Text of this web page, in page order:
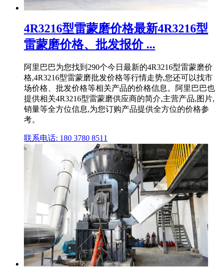
4R3216型雷蒙磨价格最新4R3216型
雷蒙磨价格、批发报价 ...
阿里巴巴为您找到290个今日最新的4R3216型雷蒙磨价
格,4R3216型雷蒙磨批发价格等行情走势,您还可以找市
场价格、批发价格等相关产品的价格信息。阿里巴巴也
提供相关4R3216型雷蒙磨供应商的简介,主营产品,图片,
销量等全方位信息,为您订购产品提供全方位的价格参
考。
联系电话: 180 3780 8511